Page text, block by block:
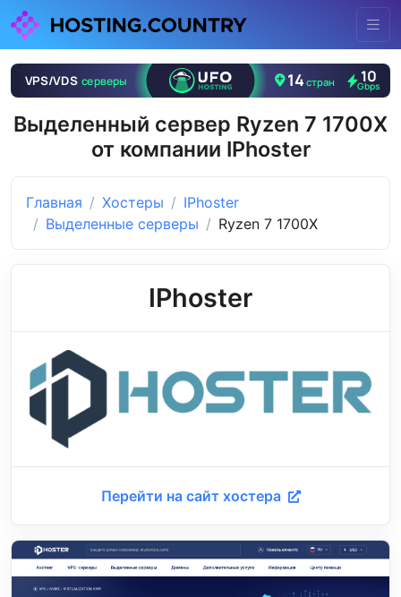
Выделенный сервер Ryzen 7 1700X
от компании IPhoster
Главная Хостеры
IPhoster
Выделенные серверы
Ryzen 7 1700X
IPhoster
Перейти на сайт хостера